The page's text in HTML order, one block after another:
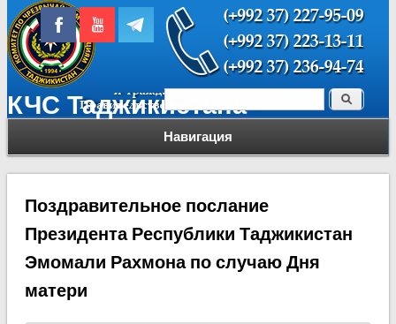
КЧС Таджикистана
Навигация
Форма поиска Поиск
Поздравительное послание
Президента Республики Таджикистан
Эмомали Рахмона по случаю Дня
матери